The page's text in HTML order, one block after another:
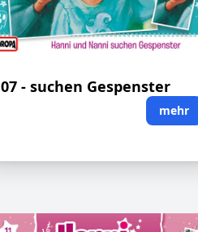
07 - suchen Gespenster
mehr